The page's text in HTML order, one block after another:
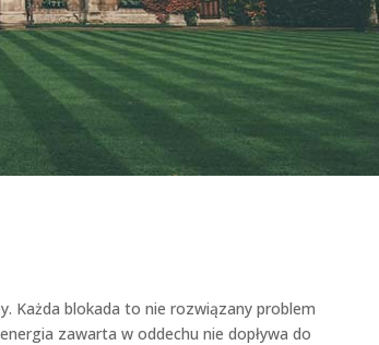
Każda blokada to nie rozwiązany problem
zawarta w oddechu nie dopływa do